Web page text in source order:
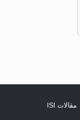
مقالات ISI